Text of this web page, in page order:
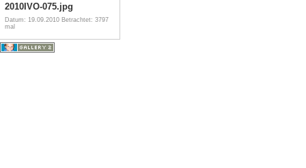
2010IVO-075.jpg
Datum: 19.09.2010 Betrachtet: 3797
mal